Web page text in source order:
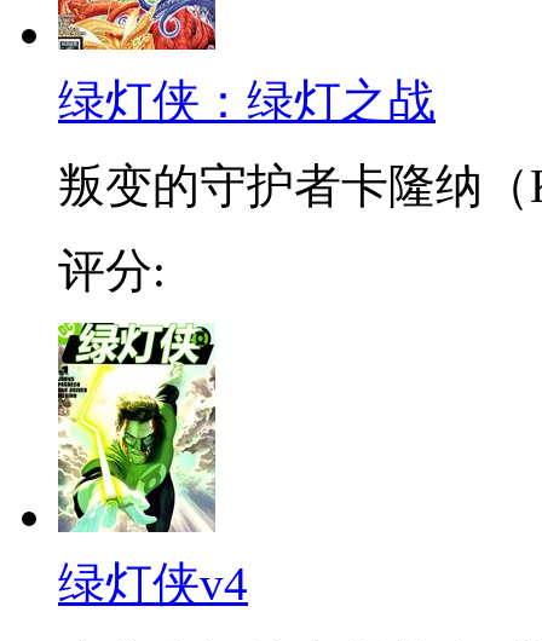
绿灯侠：绿灯之战
叛变的守护者卡隆纳
评分:
绿灯侠v4